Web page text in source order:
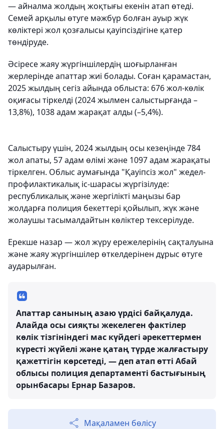
— айналма жолдың жоқтығы екенін атап өтеді.
Семей арқылы өтуге мәжбүр болған ауыр жүк
көліктері жол қозғалысы қауіпсіздігіне қатер
төндіруде.
Әсіресе жаяу жүргіншілердің шоғырланған
жерлерінде апаттар жиі болады. Соған қарамастан,
2025 жылдың сегіз айында облыста: 676 жол-көлік
оқиғасы тіркелді (2024 жылмен салыстырғанда –
13,8%), 1038 адам жарақат алды (–5,4%).
Салыстыру үшін, 2024 жылдың осы кезеңінде 784
жол апаты, 57 адам өлімі және 1097 адам жарақаты
тіркелген. Облыс аумағында "Қауіпсіз жол" жедел-
профилактикалық іс-шарасы жүргізілуде:
республикалық және жергілікті маңызы бар
жолдарға полиция бекеттері қойылып, жүк және
жолаушы тасымалдайтын көліктер тексерілуде.
Ерекше назар — жол жүру ережелерінің сақталуына
және жаяу жүргіншілер өткелдерінен дұрыс өтуге
аударылған.
Апаттар санының азаю үрдісі байқалуда.
Алайда осы сияқты жекелеген фактілер
көлік тізгініндегі мас күйдегі әрекеттермен
күресті жүйелі және қатаң түрде жалғастыру
қажеттігін көрсетеді, — деп атап өтті Абай
облысы полиция департаменті бастығының
орынбасары Ернар Базаров.
Мақаламен бөлісу